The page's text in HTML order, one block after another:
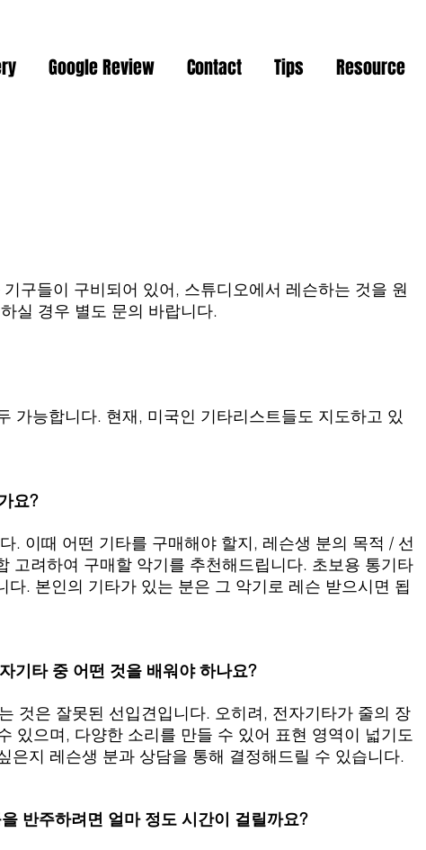
Google Review Contact Tips Resource
구들이 구비되어 있어, 스튜디오에서 레슨하는 것을 원
실 경우 별도 문의 바랍니다.
가능합니다. 현재, 미국인 기타리스트들도 지도하고 있
요?
. 이때 어떤 기타를 구매해야 할지, 레슨생 분의 목적 / 선
고려하여 구매할 악기를 추천해드립니다. 초보용 통기타
. 본인의 기타가 있는 분은 그 악기로 레슨 받으시면 됩
기타 중 어떤 것을 배워야 하나요?
것은 잘못된 선입견입니다. 오히려, 전자기타가 줄의 장
있으며, 다양한 소리를 만들 수 있어 표현 영역이 넓기도
은지 레슨생 분과 상담을 통해 결정해드릴 수 있습니다.
반주하려면 얼마 정도 시간이 걸릴까요?